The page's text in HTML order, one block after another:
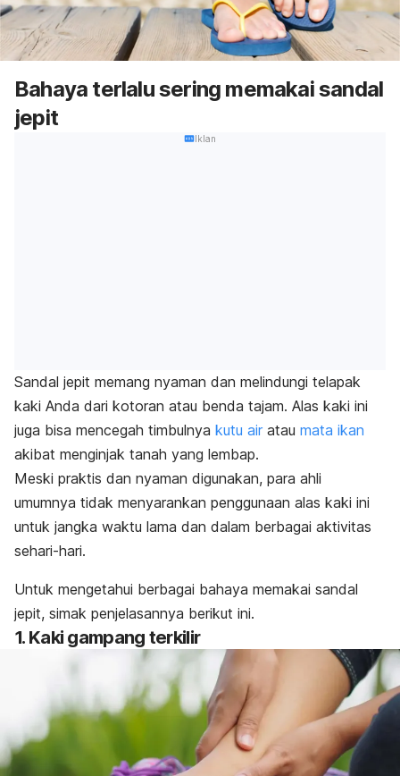
Bahaya terlalu sering memakai sandal
jepit
Iklan
Sandal jepit memang nyaman dan melindungi telapak
kaki Anda dari kotoran atau benda tajam. Alas kaki ini
juga bisa mencegah timbulnya kutu air atau mata ikan
akibat menginjak tanah yang lembap.
Meski praktis dan nyaman digunakan, para ahli
umumnya tidak menyarankan penggunaan alas kaki ini
untuk jangka waktu lama dan dalam berbagai aktivitas
sehari-hari.
Untuk mengetahui berbagai bahaya memakai sandal
jepit, simak penjelasannya berikut ini.
1. Kaki gampang terkilir